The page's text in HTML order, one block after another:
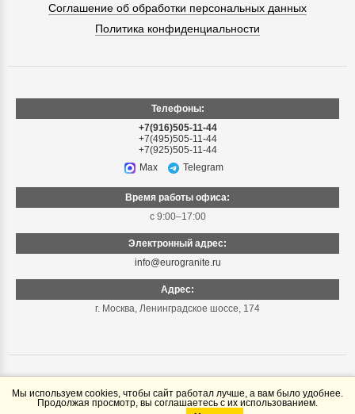
Соглашение об обработки персональных данных
Политика конфиденциальности
Телефоны:
+7(916)505-11-44
+7(495)505-11-44
+7(925)505-11-44
Max
Telegram
Время работы офиса:
с 9:00–17:00
Электронный адрес:
info@eurogranite.ru
Адрес:
г. Москва Ленинградское шоссе, 174
© «Еврогранит», 1999–2026
Мы используем cookies, чтобы сайт работал лучше, а вам было удобнее.
Продолжая просмотр, вы соглашаетесь с их использованием.